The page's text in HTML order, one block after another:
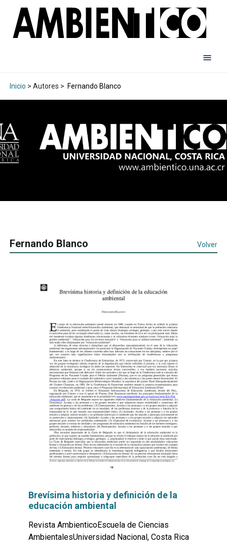
Inicio > Autores > Fernando Blanco
Fernando Blanco Volver
Brevísima historia y definición de la
educación ambiental
Revista AmbienticoEscuela de Ciencias
AmbientalesUniversidad Nacional, Costa Rica